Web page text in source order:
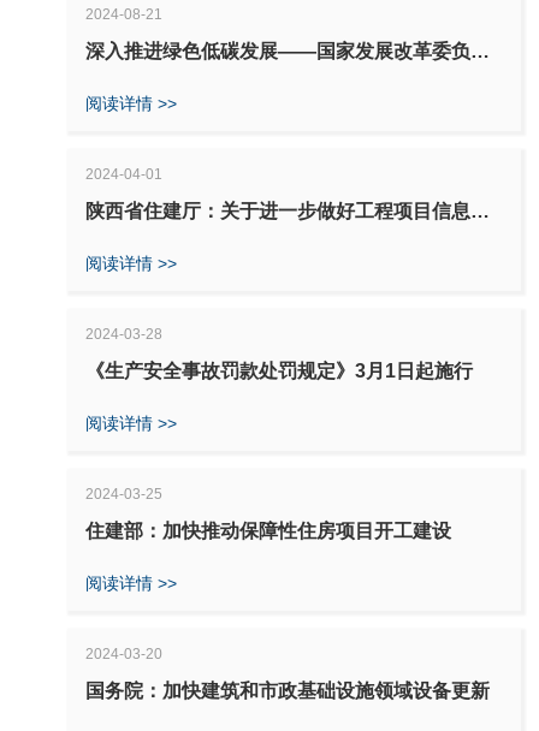
2024-08-21
深入推进绿色低碳发展——国家发展改革委负责
见》答记者问
阅读详情 >>
2024-04-01
陕西省住建厅：关于进一步做好工程项目信息管
阅读详情 >>
2024-03-28
《生产安全事故罚款处罚规定》3月1日起施行
阅读详情 >>
2024-03-25
住建部：加快推动保障性住房项目开工建设
阅读详情 >>
2024-03-20
国务院：加快建筑和市政基础设施领域设备更新